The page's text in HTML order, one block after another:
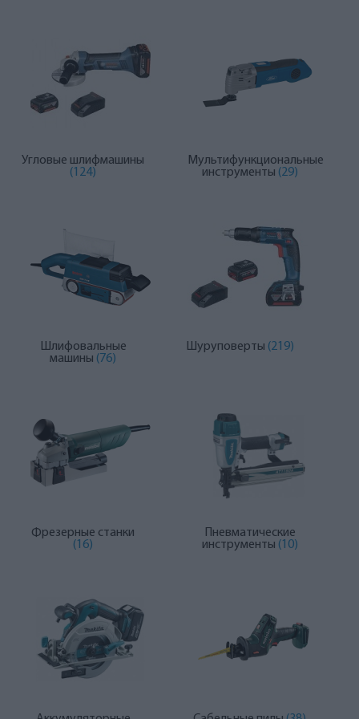
Угловые шлифмашины
(124)
Мультифункциональные
инструменты (29)
Шлифовальные
машины (76)
Шуруповерты (219)
Фрезерные станки
(16)
Пневматические
инструменты (10)